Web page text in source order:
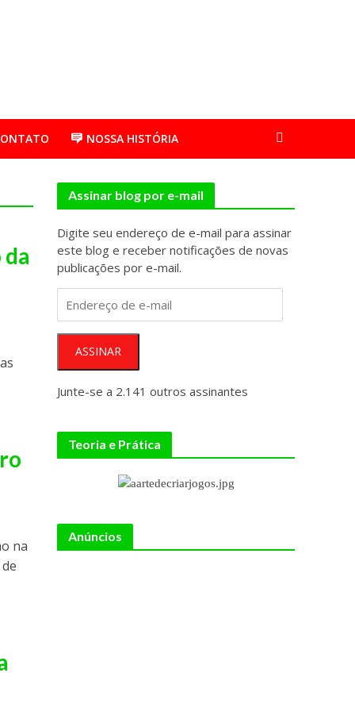
NOSSA HISTÓRIA
na
Assinar blog por e-mail
Digite seu endereço de e-mail para assinar
este blog e receber notificações de novas
publicações por e-mail.
de
e-
mailASSINAR
Junte-se a 2.141 outros assinantes
Teoria e Prática
Anúncios